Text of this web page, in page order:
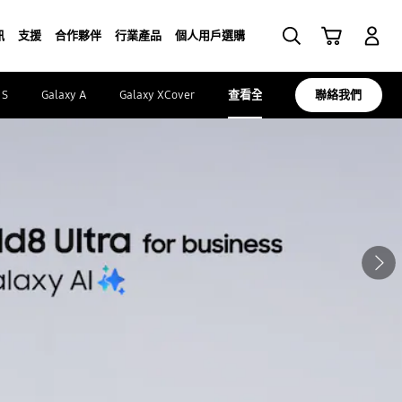
支援 合作夥伴 行業產品 個人用戶選購
聯絡我們
Galaxy A Galaxy XCover 查看全部